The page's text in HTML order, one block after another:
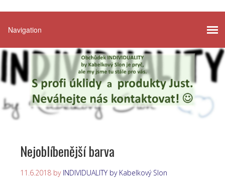
Nejoblíbenější barva
11.6.2018 by INDIVIDUALITY by Kabelkový Slon